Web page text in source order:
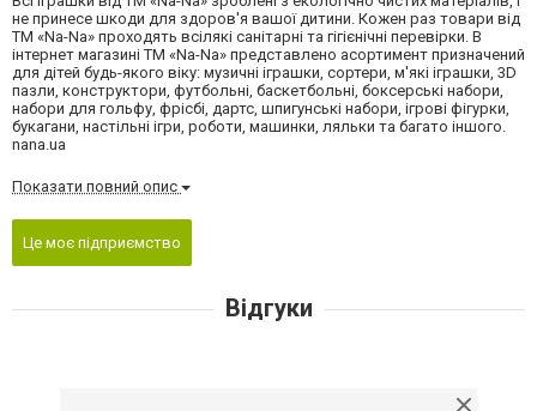
не принесе шкоди для здоров'я вашої дитини. Кожен раз товари від
ТМ «Na-Na» проходять всілякі санітарні та гігієнічні перевірки. В
інтернет магазині ТМ «Na-Na» представлено асортимент призначений
для дітей будь-якого віку: музичні іграшки, сортери, м'які іграшки, 3D
пазли, конструктори, футбольні, баскетбольні, боксерські набори,
набори для гольфу, фрісбі, дартс, шпигунські набори, ігрові фігурки,
букагани, настільні ігри, роботи, машинки, ляльки та багато іншого.
nana.ua
Показати повний опис
Це моє підприємство
Відгуки